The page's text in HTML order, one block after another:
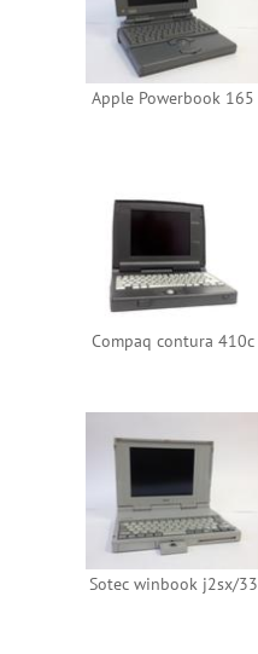
Apple Powerbook 165
Compaq contura 410c
Sotec winbook j2sx/33